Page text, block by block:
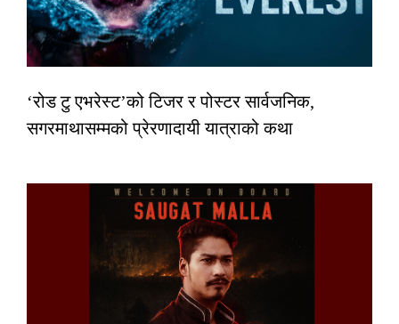
‘रोड टु एभरेस्ट’को टिजर र पोस्टर सार्वजनिक,
सगरमाथासम्मको प्रेरणादायी यात्राको कथा